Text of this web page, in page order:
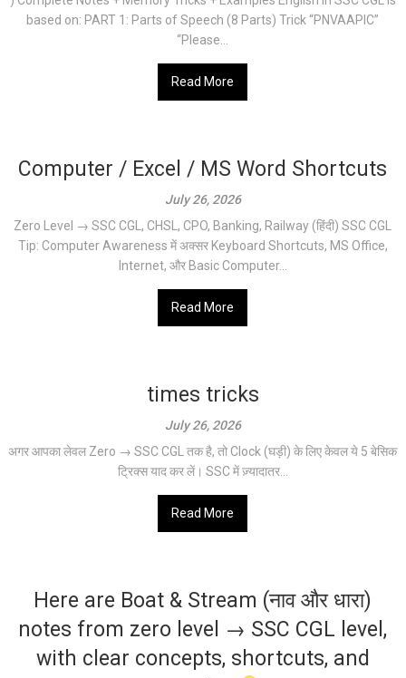
based on: PART 1: Parts of Speech (8 Parts) Trick “PNVAAPIC”
“Please...
Read More
Computer / Excel / MS Word Shortcuts
July 26, 2026
Zero Level → SSC CGL, CHSL, CPO, Banking, Railway (हिंदी) SSC CGL
Tip: Computer Awareness में अक्सर Keyboard Shortcuts, MS Office,
Internet, और Basic Computer...
Read More
times tricks
July 26, 2026
अगर आपका लेवल Zero → SSC CGL तक है, तो Clock (घड़ी) के लिए केवल ये 5 बेसिक
ट्रिक्स याद कर लें। SSC में ज़्यादातर...
Read More
Here are Boat & Stream (नाव और धारा)
notes from zero level → SSC CGL level,
with clear concepts, shortcuts, and